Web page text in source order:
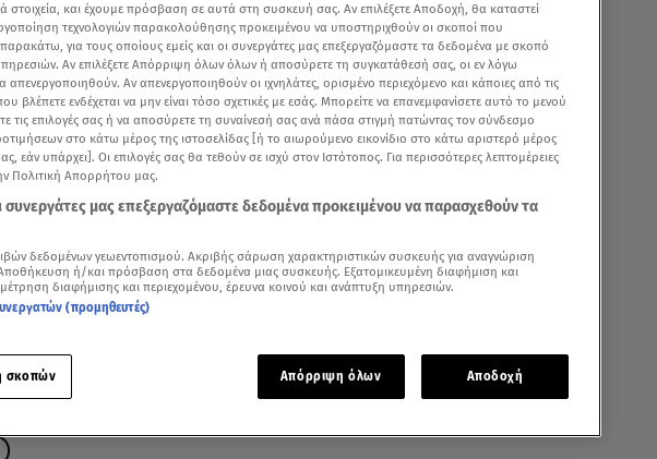
στοιχεία, και έχουμε πρόσβαση σε αυτά στη συσκευή σας. Αν επιλέξετε Αποδοχή, θα καταστεί
τεχνολογιών παρακολούθησης προκειμένου να υποστηριχθούν οι σκοποί που
παρακάτω, για τους οποίους εμείς και οι συνεργάτες μας επεξεργαζόμαστε τα δεδομένα με σκοπό
Αν επιλέξετε Απόρριψη όλων όλων ή αποσύρετε τη συγκατάθεσή σας, οι εν λόγω
απενεργοποιηθούν. Αν απενεργοποιηθούν οι ιχνηλάτες, ορισμένο περιεχόμενο και κάποιες από τις
βλέπετε ενδέχεται να μην είναι τόσο σχετικές με εσάς. Μπορείτε να επανεμφανίσετε αυτό το μενού
τις επιλογές σας ή να αποσύρετε τη συναίνεσή σας ανά πάσα στιγμή πατώντας τον σύνδεσμο
στο κάτω μέρος της ιστοσελίδας [ή το αιωρούμενο εικονίδιο στο κάτω αριστερό μέρος
εάν υπάρχει]. Οι επιλογές σας θα τεθούν σε ισχύ στον Ιστότοπος. Για περισσότερες λεπτομέρειες
Πολιτική Απορρήτου μας.
συνεργάτες μας επεξεργαζόμαστε δεδομένα προκειμένου να παρασχεθούν τα
δεδομένων γεωεντοπισμού. Ακριβής σάρωση χαρακτηριστικών συσκευής για αναγνώριση
ή/και πρόσβαση στα δεδομένα μιας συσκευής. Εξατομικευμένη διαφήμιση και
διαφήμισης και περιεχομένου, έρευνα κοινού και ανάπτυξη υπηρεσιών.
(προμηθευτές)
σκοπών Απόρριψη όλων Αποδοχή